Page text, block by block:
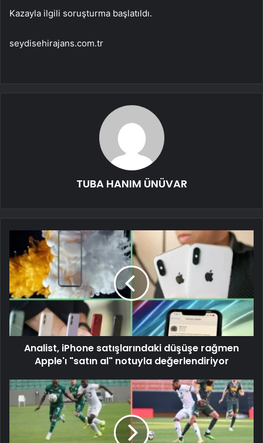
Kazayla ilgili soruşturma başlatıldı.
seydisehirajans.com.tr
TUBA HANIM ÜNÜVAR
Analist, iPhone satışlarındaki düşüşe rağmen
Apple'ı "satın al" notuyla değerlendiriyor